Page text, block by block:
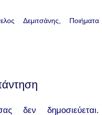
Δεμιτσάνης
δεν δημοσιεύεται.